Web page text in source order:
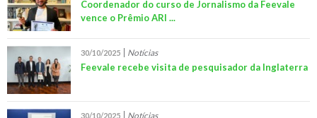
Coordenador do curso de Jornalismo da Feevale
vence o Prêmio ARI ...
30/10/2025 Notícias
Feevale recebe visita de pesquisador da Inglaterra
30/10/2025 Notícias